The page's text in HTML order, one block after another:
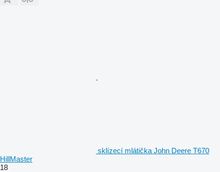
sklízecí mlátička John Deere T670
HillMaster
18